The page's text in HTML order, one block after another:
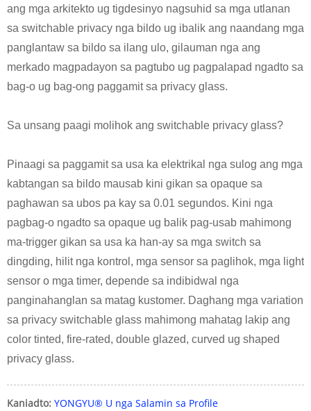
ang mga arkitekto ug tigdesinyo nagsuhid sa mga utlanan
sa switchable privacy nga bildo ug ibalik ang naandang mga
panglantaw sa bildo sa ilang ulo, gilauman nga ang
merkado magpadayon sa pagtubo ug pagpalapad ngadto sa
bag-o ug bag-ong paggamit sa privacy glass.
Sa unsang paagi molihok ang switchable privacy glass?
Pinaagi sa paggamit sa usa ka elektrikal nga sulog ang mga
kabtangan sa bildo mausab kini gikan sa opaque sa
paghawan sa ubos pa kay sa 0.01 segundos. Kini nga
pagbag-o ngadto sa opaque ug balik pag-usab mahimong
ma-trigger gikan sa usa ka han-ay sa mga switch sa
dingding, hilit nga kontrol, mga sensor sa paglihok, mga light
sensor o mga timer, depende sa indibidwal nga
panginahanglan sa matag kustomer. Daghang mga variation
sa privacy switchable glass mahimong mahatag lakip ang
color tinted, fire-rated, double glazed, curved ug shaped
privacy glass.
Kaniadto: YONGYU® U nga Salamin sa Profile